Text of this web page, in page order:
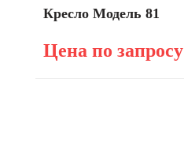
Кресло Модель 81
Цена по запросу